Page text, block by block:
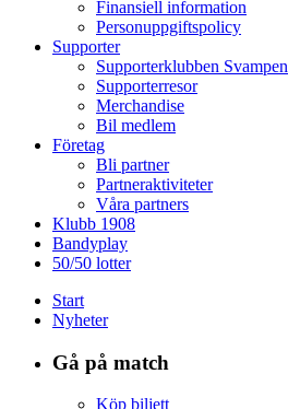
Finansiell information
Personuppgiftspolicy
Supporter
Supporterklubben Svampen
Supporterresor
Merchandise
Bil medlem
Företag
Bli partner
Partneraktiviteter
Våra partners
Klubb 1908
Bandyplay
50/50 lotter
Start
Nyheter
Gå på match
Köp biljett